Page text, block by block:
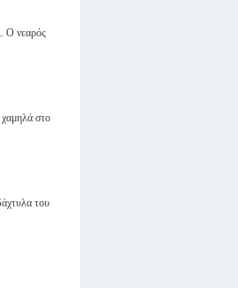
Ο νεαρός
χαμηλά στο
του